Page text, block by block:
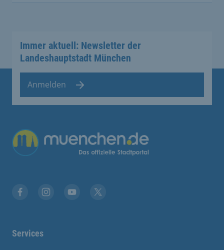
Immer aktuell: Newsletter der
Landeshauptstadt München
Anmelden
Übergreifende Links
Services